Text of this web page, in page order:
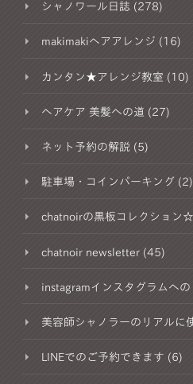
シャノワール日誌 (278)
makimakiヘアアレンジ (16)
カンタン★アレンジ教室 (10)
ヘアケア 美髪への道 (27)
ネット予約の解説 (5)
駐車場・コインパーキング (2)
chatnoirの黒板コレクション
chatnoir newsletter (45)
instagramインスタグラムへ
美容師シャノラーのリアル
LINEでのご予約できます (6)